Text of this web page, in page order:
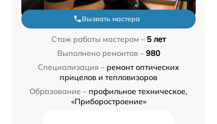
Вызвать мастера
Стаж работы мастером – 5 лет
Выполнено ремонтов – 980
Специализация – ремонт оптических
прицелов и тепловизоров
Образование – профильное техническое,
«Приборостроение»